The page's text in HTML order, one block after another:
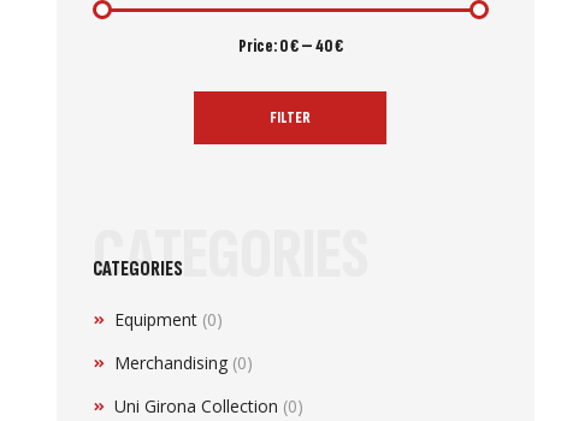
FILTER
Price:0 €—40 €
CATEGORIES
CATEGORIES
Equipment (0)
Merchandising (0)
Uni Girona Collection (0)